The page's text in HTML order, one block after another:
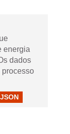
energia
dados
processo
JSON